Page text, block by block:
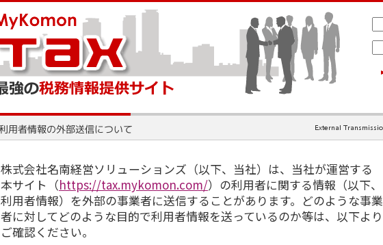
株式会社名南経営ソリューションズ（以下、当社）は、当社が運営する
本サイト（https://tax.mykomon.com/）の利用者に関する情報（以下、
利用者情報）を外部の事業者に送信することがあります。どのような事業
者に対してどのような目的で利用者情報を送っているのか等は、以下より
ご確認ください。